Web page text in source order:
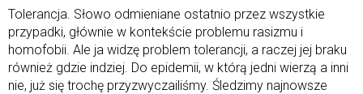
Tolerancja. Słowo odmieniane ostatnio przez wszystkie
przypadki, głównie w kontekście problemu rasizmu i
homofobii. Ale ja widzę problem tolerancji, a raczej jej braku
również gdzie indziej. Do epidemii, w którą jedni wierzą a inni
nie, już się trochę przyzwyczailiśmy. Śledzimy najnowsze